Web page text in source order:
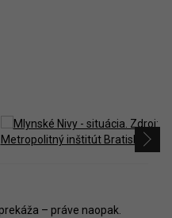
– práve naopak.